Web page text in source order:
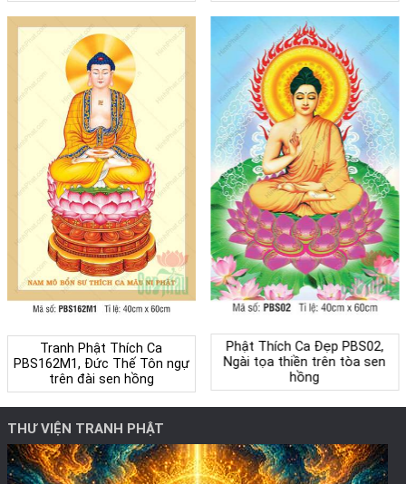
Tranh Phật Thích Ca
PBS162M1, Đức Thế Tôn ngự
trên đài sen hồng
Phật Thích Ca Đẹp PBS02,
Ngài tọa thiền trên tòa sen
hồng
THƯ VIỆN TRANH PHẬT